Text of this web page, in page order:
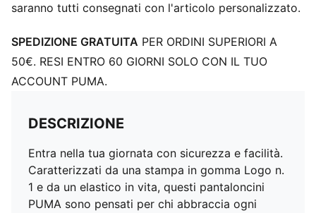
saranno tutti consegnati con l'articolo personalizzato.
SPEDIZIONE GRATUITA PER ORDINI SUPERIORI A
50€. RESI ENTRO 60 GIORNI SOLO CON IL TUO
ACCOUNT PUMA.
DESCRIZIONE
Entra nella tua giornata con sicurezza e facilità.
Caratterizzati da una stampa in gomma Logo n.
1 e da un elastico in vita, questi pantaloncini
PUMA sono pensati per chi abbraccia ogni